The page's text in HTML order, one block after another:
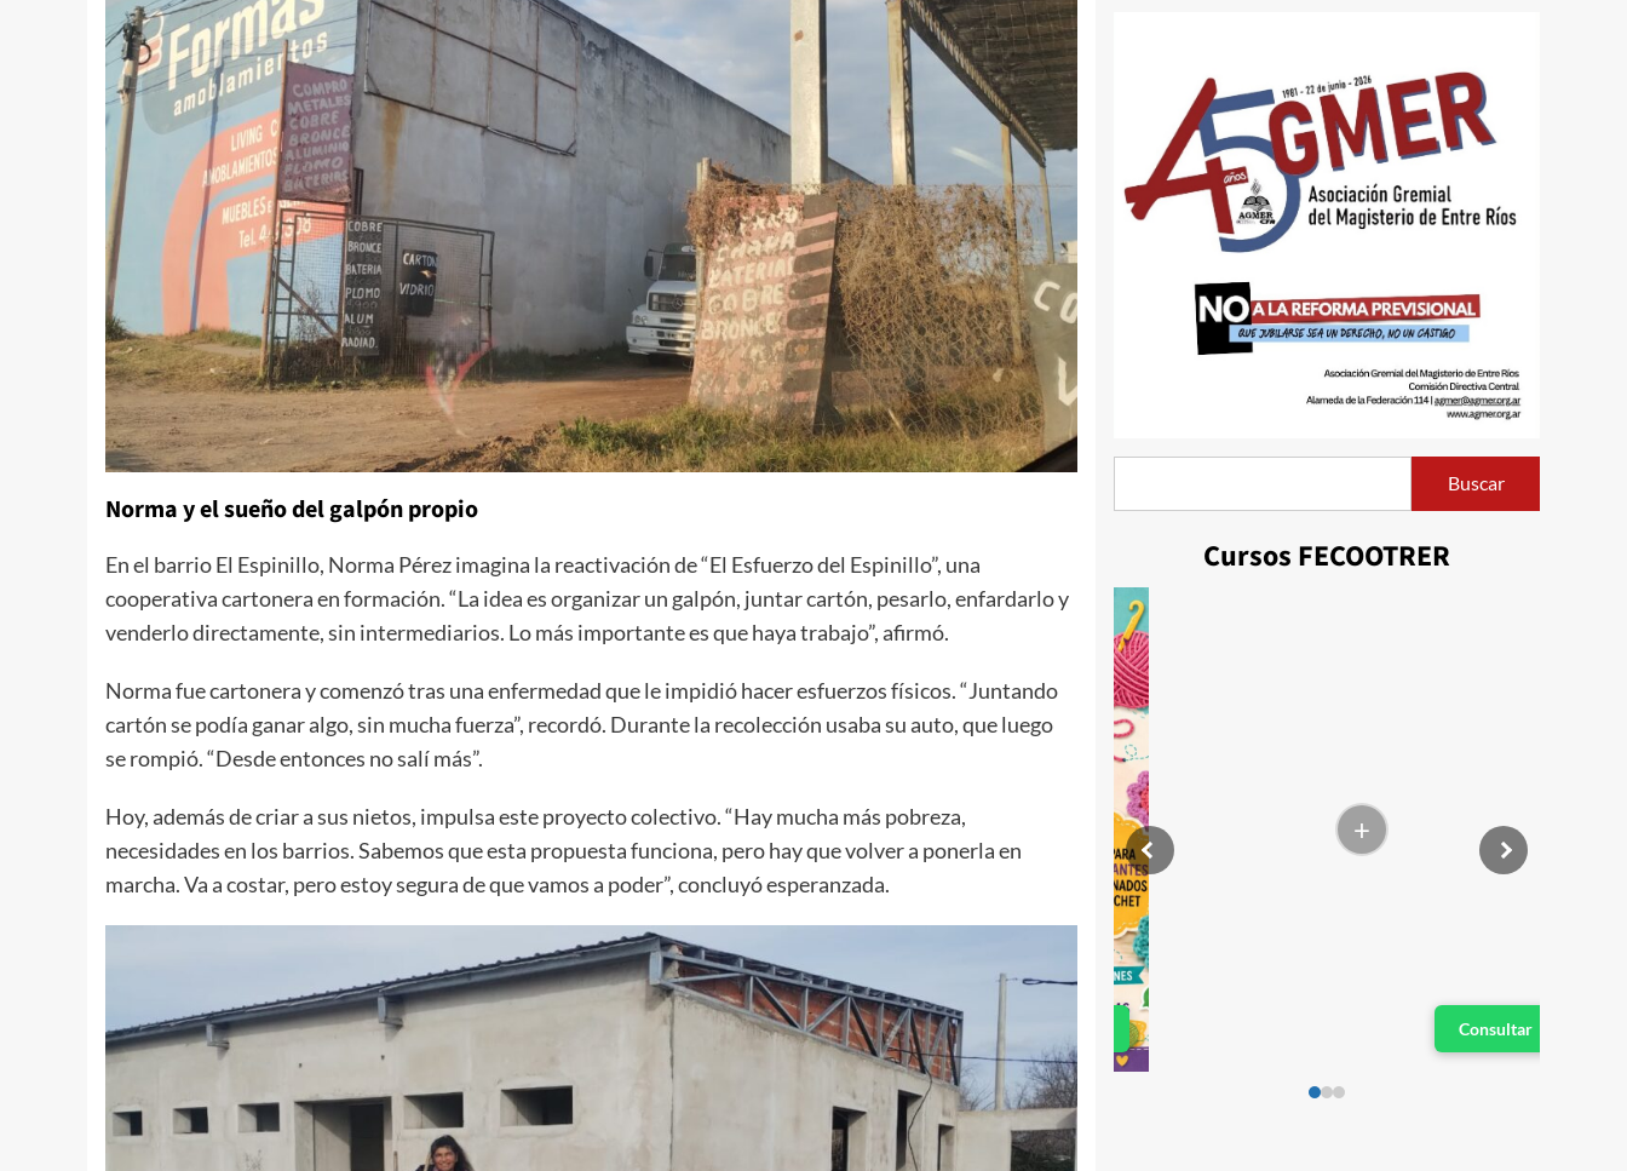
Norma y el sueño del galpón propio
En el barrio El Espinillo, Norma Pérez imagina la reactivación de “El Esfuerzo del Espinillo”, una
cooperativa cartonera en formación. “La idea es organizar un galpón, juntar cartón, pesarlo, enfardarlo y
venderlo directamente, sin intermediarios. Lo más importante es que haya trabajo”, afirmó.
Norma fue cartonera y comenzó tras una enfermedad que le impidió hacer esfuerzos físicos. “Juntando
cartón se podía ganar algo, sin mucha fuerza”, recordó. Durante la recolección usaba su auto, que luego
se rompió. “Desde entonces no salí más”.
Hoy, además de criar a sus nietos, impulsa este proyecto colectivo. “Hay mucha más pobreza,
necesidades en los barrios. Sabemos que esta propuesta funciona, pero hay que volver a ponerla en
marcha. Va a costar, pero estoy segura de que vamos a poder”, concluyó esperanzada.
Buscar
Cursos FECOOTRER
+ +
Consultar